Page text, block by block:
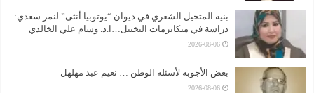
بنية المتخيل الشعري في ديوان “يوتوبيا أنثى” لنمر سعدي:
دراسة في ميكانزمات التخييل…ا.د. وسام علي الخالدي
2026-08-06
بعض الأجوبة لأسئلة الوطن … نعيم عبد مهلهل
2026-08-06